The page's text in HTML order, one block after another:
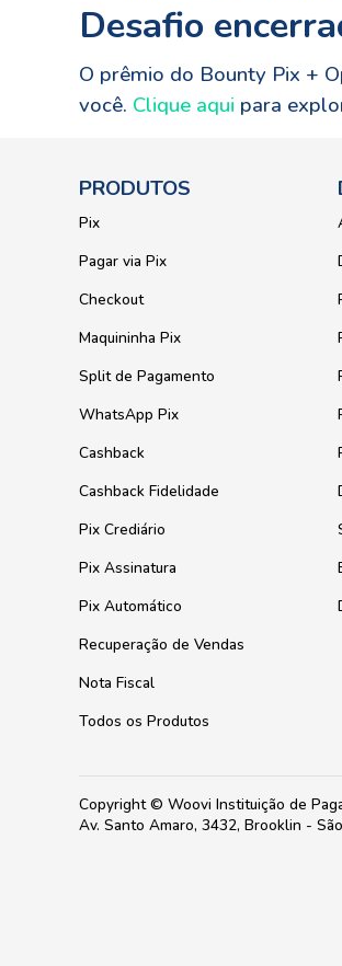
Desafio
O prêmio do Bounty Pix +
você. Clique aqui para
PRODUTOS
Pix
Pagar via Pix
Checkout
Maquininha Pix
Split de Pagamento
WhatsApp Pix
Cashback
Cashback Fidelidade
Pix Crediário
Pix Assinatura
Pix Automático
Recuperação de Vendas
Nota Fiscal
Todos os Produtos
Copyright © Woovi Instituição de
Av. Santo Amaro, 3432, Brooklin -